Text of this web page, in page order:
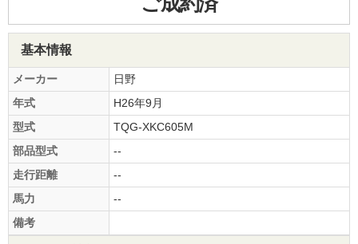
基本情報
メーカー
日野
年式
H26年9月
型式
TQG-XKC605M
部品型式
--
走行距離
--
馬力
--
備考